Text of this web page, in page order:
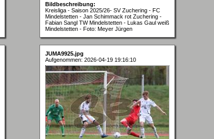
Bildbeschreibung:
Kreisliga - Saison 2025/26- SV Zuchering - FC
Mindelstetten - Jan Schimmack rot Zuchering -
Fabian Sangl TW Mindelstetten - Lukas Gaul weiß
Mindelstetten - Foto: Meyer Jürgen
JUMA9925.jpg
Aufgenommen: 2026-04-19 19:16:10